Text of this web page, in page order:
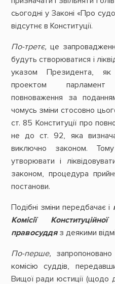
сьогодні у Законі «Про
відсутнє в Конституції.
По-третє, це
будуть створюватися і
указом Президента,
проектом
повноваження за
чомусь зміни стосовно
ст. 85 Конституції про
не до ст. 92, яка
виключно законом.
утворювати і
законом, процедура
постанови.
Подібні зміни передбачає і
Комісії
правосуддяз деякими
По-перше, запропоновано
комісію суддів,
Вищої ради юстиції (щодо